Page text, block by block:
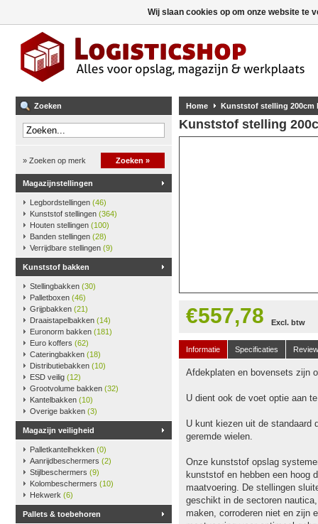
Zoeken
» Zoeken op merk Zoeken »
Magazijnstellingen
Legbordstellingen (46)
Kunststof stellingen (364)
Houten stellingen (100)
Banden stellingen (28)
Verrijdbare stellingen (9)
Kunststof bakken
Stellingbakken (30)
Palletboxen (46)
Grijpbakken (21)
Draaistapelbakken (14)
Euronorm bakken (181)
Euro koffers (62)
Cateringbakken (18)
Distributiebakken (10)
ESD veilig (12)
Grootvolume bakken (32)
Kantelbakken (10)
Overige bakken (3)
Magazijn veiligheid
Palletkantelhekken (0)
Aanrijdbeschermers (2)
Stijlbeschermers (9)
Kolombeschermers (10)
Hekwerk (6)
Pallets & toebehoren
Home Kunststof stelling 200cm
Kunststof stelling
€557,78 Excl. btw
Informatie Specificaties
Afdekplaten en bovensets zijn
U dient ook de voet optie aan
U kunt kiezen uit de standaard
geremde wielen.
Onze kunststof opslag
kunststof en hebben een hoog
maatvoering. De stellingen
geschikt in de sectoren
maken, corroderen niet en zijn
Wij slaan cookies op om onze website te